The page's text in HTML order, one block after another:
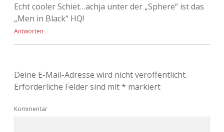
Echt cooler Schiet…achja unter der „Sphere“ ist das
„Men in Black“ HQ!
Antworten
Deine E-Mail-Adresse wird nicht veröffentlicht.
Erforderliche Felder sind mit* markiert
Kommentar